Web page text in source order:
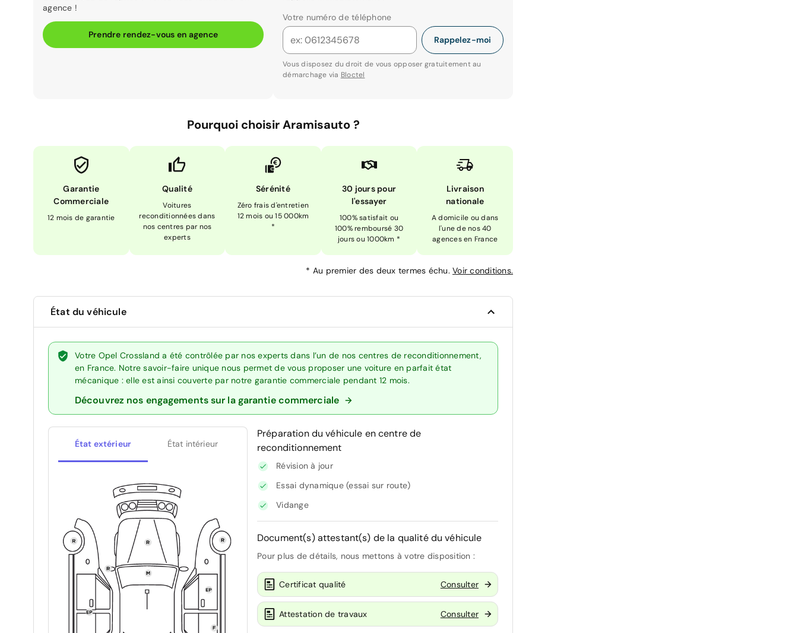
agence !
Prendre rendez-vous en agence
Votre numéro de téléphone
Rappelez-moi
Vous disposez du droit de vous opposer gratuitement au
démarchage via Bloctel
Pourquoi choisir Aramisauto ?
Garantie
Commerciale
12 mois de garantie
Qualité
Voitures
reconditionnées dans
nos centres par nos
experts
Sérénité
Zéro frais d'entretien
12 mois ou 15 000km
*
30 jours pour
l'essayer
100% satisfait ou
100% remboursé 30
jours ou 1000km *
Livraison
nationale
A domicile ou dans
l'une de nos 40
agences en France
* Au premier des deux termes échu. Voir conditions.
État du véhicule
Votre Opel Crossland a été contrôlée par nos experts dans l’un de nos centres de reconditionnement,
en France. Notre savoir-faire unique nous permet de vous proposer une voiture en parfait état
mécanique : elle est ainsi couverte par notre garantie commerciale pendant 12 mois.
Découvrez nos engagements sur la garantie commerciale
État extérieur État intérieur
Préparation du véhicule en centre de
reconditionnement
Révision à jour
Essai dynamique (essai sur route)
Vidange
Document(s) attestant(s) de la qualité du véhicule
Pour plus de détails, nous mettons à votre disposition :
Certificat qualité Consulter
Attestation de travaux Consulter